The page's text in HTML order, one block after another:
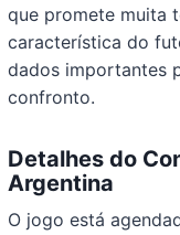
que promete muita
característica do
dados importantes
confronto.
Detalhes do
Argentina
O jogo está